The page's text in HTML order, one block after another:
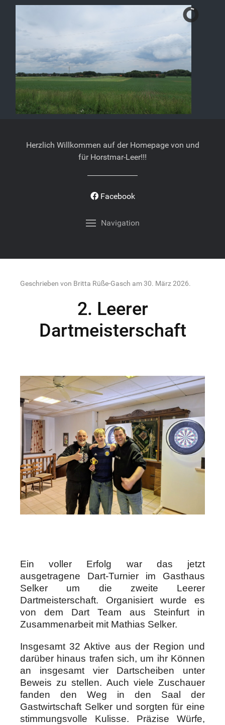
Herzlich Willkommen auf der Homepage von und
für Horstmar-Leer!!!
Facebook
Navigation
Geschrieben von Britta Rüße-Gasch am30. März 2026.
2. Leerer
Dartmeisterschaft
Ein voller Erfolg war das jetzt
ausgetragene Dart-Turnier im Gasthaus
Selker um die zweite Leerer
Dartmeisterschaft. Organisiert wurde es
von dem Dart Team aus Steinfurt in
Zusammenarbeit mit Mathias Selker.
Insgesamt 32 Aktive aus der Region und
darüber hinaus trafen sich, um ihr Können
an insgesamt vier Dartscheiben unter
Beweis zu stellen. Auch viele Zuschauer
fanden den Weg in den Saal der
Gastwirtschaft Selker und sorgten für eine
stimmungsvolle Kulisse. Präzise Würfe,